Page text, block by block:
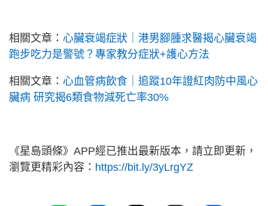
相關文章： 心臟衰竭症狀｜港男腳腫求醫揭心臟衰竭
跑步吃力是警號？專家教分症狀+護心方法
相關文章： 心血管病飲食｜追蹤10年證紅肉防中風心
臟病 研究揭6類食物減死亡率30%
《星島頭條》APP經已推出最新版本，請立即更新，
瀏覽更精彩內容： https://bit.ly/3yLrgYZ